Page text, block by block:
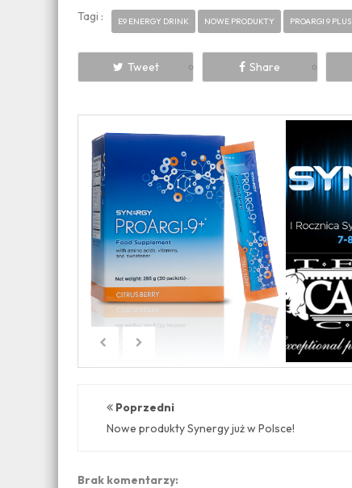
Tagi : E9 ENERGY DRINK NOWE PRODUKTY PROARGI 9 PLUS
Tweet Share
Poprzedni
Nowe produkty Synergy już w Polsce!
Brak komentarzy: